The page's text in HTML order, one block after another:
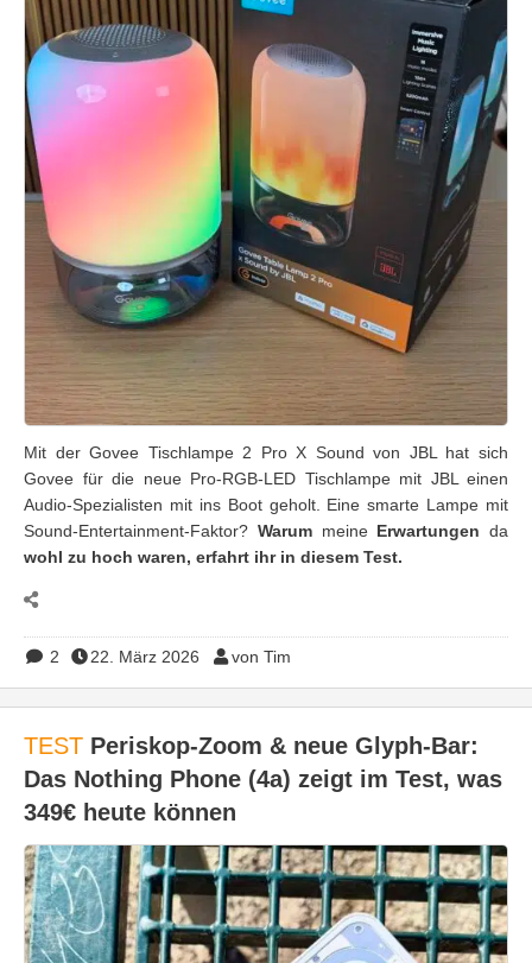
Mit der Govee Tischlampe 2 Pro X Sound von JBL hat sich
Govee für die neue Pro-RGB-LED Tischlampe mit JBL einen
Audio-Spezialisten mit ins Boot geholt. Eine smarte Lampe mit
Sound-Entertainment-Faktor? Warummeine Erwartungen da
wohl zu hoch waren, erfahrt ihr in diesem Test.
2 22. März 2026 von Tim
TEST Periskop-Zoom & neue Glyph-Bar:
Das Nothing Phone (4a) zeigt im Test, was
349€ heute können